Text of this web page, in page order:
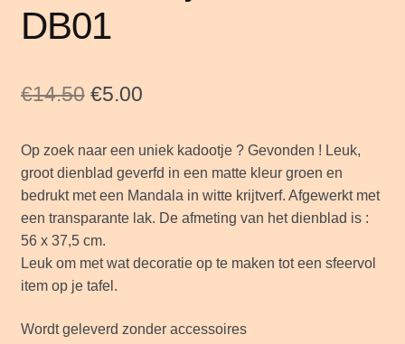
DB01
€14.50 Oorspronkelijke
was:
€14.50.
€5.00Huidige
is:
€5.00.
Op zoek naar een uniek kadootje ? Gevonden ! Leuk,
groot dienblad geverfd in een matte kleur groen en
bedrukt met een Mandala in witte krijtverf. Afgewerkt met
een transparante lak. De afmeting van het dienblad is :
56 x 37,5 cm.
Leuk om met wat decoratie op te maken tot een sfeervol
item op je tafel.
Wordt geleverd zonder accessoires